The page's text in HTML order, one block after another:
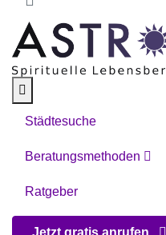
Städtesuche
Beratungsmethoden
Ratgeber